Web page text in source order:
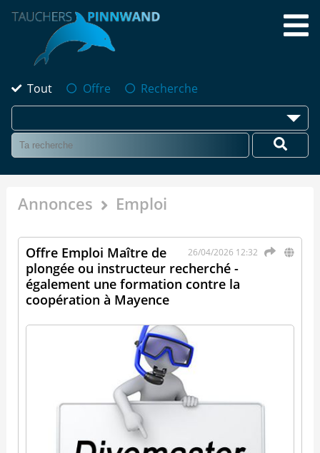
Tout Offre Recherche
Annonces Emploi
26/04/2026 12:32
Offre Emploi Maître de
plongée ou instructeur recherché -
également une formation contre la
coopération à Mayence